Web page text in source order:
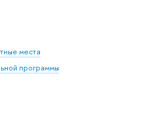
места
программы